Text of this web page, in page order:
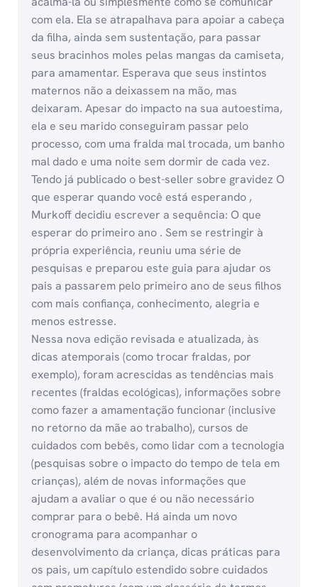
com ela. Ela se atrapalhava para apoiar a cabeça
da filha, ainda sem sustentação, para passar
seus bracinhos moles pelas mangas da camiseta,
para amamentar. Esperava que seus instintos
maternos não a deixassem na mão, mas
deixaram. Apesar do impacto na sua autoestima,
ela e seu marido conseguiram passar pelo
processo, com uma fralda mal trocada, um banho
mal dado e uma noite sem dormir de cada vez.
Tendo já publicado o best-seller sobre gravidez O
que esperar quando você está esperando ,
Murkoff decidiu escrever a sequência: O que
esperar do primeiro ano . Sem se restringir à
própria experiência, reuniu uma série de
pesquisas e preparou este guia para ajudar os
pais a passarem pelo primeiro ano de seus filhos
com mais confiança, conhecimento, alegria e
menos estresse.
Nessa nova edição revisada e atualizada, às
dicas atemporais (como trocar fraldas, por
exemplo), foram acrescidas as tendências mais
recentes (fraldas ecológicas), informações sobre
como fazer a amamentação funcionar (inclusive
no retorno da mãe ao trabalho), cursos de
cuidados com bebês, como lidar com a tecnologia
(pesquisas sobre o impacto do tempo de tela em
crianças), além de novas informações que
ajudam a avaliar o que é ou não necessário
comprar para o bebê. Há ainda um novo
cronograma para acompanhar o
desenvolvimento da criança, dicas práticas para
os pais, um capítulo estendido sobre cuidados